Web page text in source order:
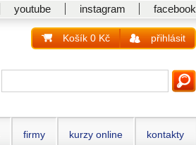
youtube instagram facebook
Košík 0 Kč přihlásit
firmy kurzy online kontakty